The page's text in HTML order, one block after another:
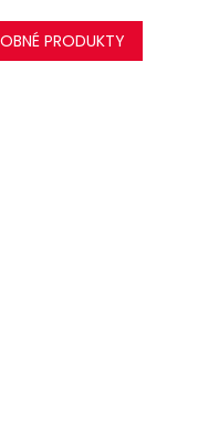
PRODUKTY